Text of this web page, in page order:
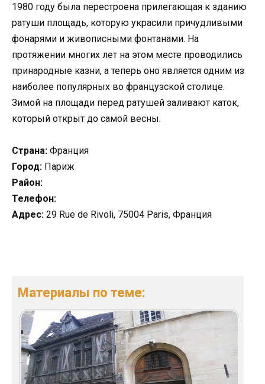
1980 году была перестроена прилегающая к зданию
ратуши площадь, которую украсили причудливыми
фонарями и живописными фонтанами. На
протяжении многих лет на этом месте проводились
принародные казни, а теперь оно является одним из
наиболее популярных во французской столице.
Зимой на площади перед ратушей заливают каток,
который открыт до самой весны.
Страна: Франция
Город: Париж
Район:
Телефон:
Адрес: 29 Rue de Rivoli, 75004 Paris, Франция
Материалы по теме: